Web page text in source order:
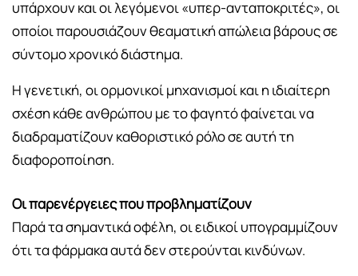
υπάρχουν και οι λεγόμενοι «υπερ-ανταποκριτές», οι
οποίοι παρουσιάζουν θεαματική απώλεια βάρους σε
σύντομο χρονικό διάστημα.
Η γενετική, οι ορμονικοί μηχανισμοί και η ιδιαίτερη
σχέση κάθε ανθρώπου με το φαγητό φαίνεται να
διαδραματίζουν καθοριστικό ρόλο σε αυτή τη
διαφοροποίηση.
Οι παρενέργειες που προβληματίζουν
Παρά τα σημαντικά οφέλη, οι ειδικοί υπογραμμίζουν
ότι τα φάρμακα αυτά δεν στερούνται κινδύνων.